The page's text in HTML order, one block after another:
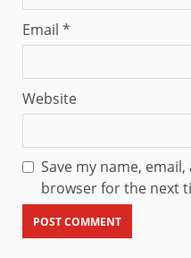
Email *
Website
Save my name,
browser for the next